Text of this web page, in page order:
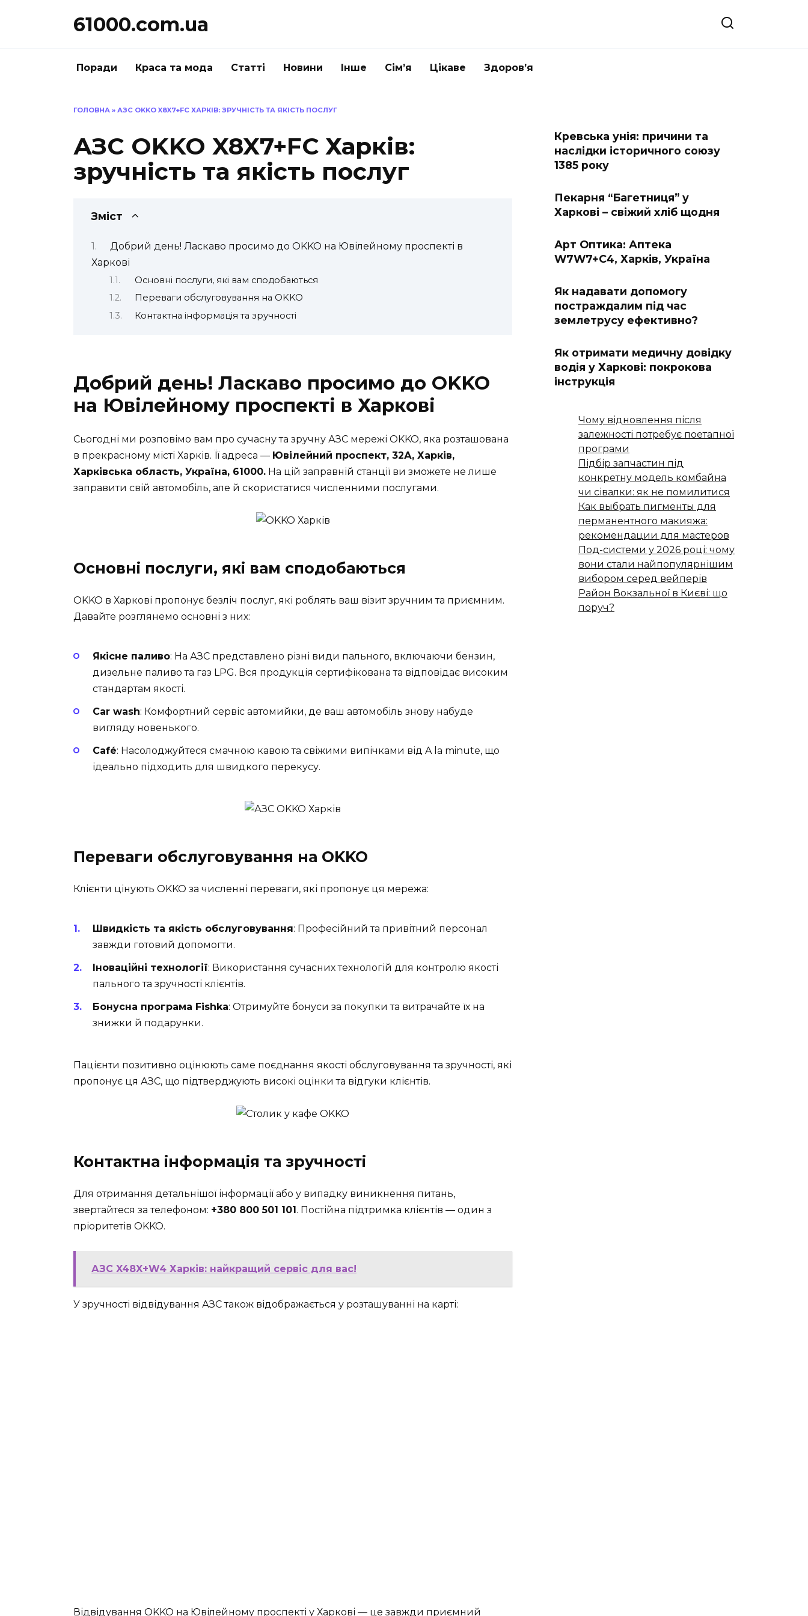
61000.com.ua
Поради Краса та мода Статті Новини Інше Сім’я Цікаве Здоров’я
ГОЛОВНА » АЗС OKKO X8X7+FC ХАРКІВ: ЗРУЧНІСТЬ ТА ЯКІСТЬ ПОСЛУГ
АЗС OKKO X8X7+FC Харків:
зручність та якість послуг
Зміст
Добрий день! Ласкаво просимо до OKKO на Ювілейному проспекті в
Харкові
Основні послуги, які вам сподобаються
Переваги обслуговування на OKKO
Контактна інформація та зручності
Добрий день! Ласкаво просимо до OKKO
на Ювілейному проспекті в Харкові
Сьогодні ми розповімо вам про сучасну та зручну АЗС мережі OKKO, яка розташована
в прекрасному місті Харків. Її адреса — Ювілейний проспект, 32А, Харків,
Харківська область, Україна, 61000. На цій заправній станції ви зможете не лише
заправити свій автомобіль, але й скористатися численними послугами.
Основні послуги, які вам сподобаються
OKKO в Харкові пропонує безліч послуг, які роблять ваш візит зручним та приємним.
Давайте розглянемо основні з них:
Якісне паливо: На АЗС представлено різні види пального, включаючи бензин,
дизельне паливо та газ LPG. Вся продукція сертифікована та відповідає високим
стандартам якості.
Car wash: Комфортний сервіс автомийки, де ваш автомобіль знову набуде
вигляду новенького.
Café: Насолоджуйтеся смачною кавою та свіжими випічками від A la minute, що
ідеально підходить для швидкого перекусу.
Переваги обслуговування на OKKO
Клієнти цінують OKKO за численні переваги, які пропонує ця мережа:
Швидкість та якість обслуговування: Професійний та привітний персонал
завжди готовий допомогти.
Іноваційні технології: Використання сучасних технологій для контролю якості
пального та зручності клієнтів.
Бонусна програма Fishka: Отримуйте бонуси за покупки та витрачайте їх на
знижки й подарунки.
Пацієнти позитивно оцінюють саме поєднання якості обслуговування та зручності, які
пропонує ця АЗС, що підтверджують високі оцінки та відгуки клієнтів.
Контактна інформація та зручності
Для отримання детальнішої інформації або у випадку виникнення питань,
звертайтеся за телефоном: +380 800 501 101 . Постійна підтримка клієнтів — один з
пріоритетів OKKO.
АЗС X48X+W4 Харків: найкращий сервіс для вас!
У зручності відвідування АЗС також відображається у розташуванні на карті:
Відвідування OKKO на Ювілейному проспекті у Харкові — це завжди приємний
Кревська унія: причини та
наслідки історичного союзу
1385 року
Пекарня “Багетниця” у
Харкові – свіжий хліб щодня
Арт Оптика: Аптека
W7W7+C4, Харків, Україна
Як надавати допомогу
постраждалим під час
землетрусу ефективно?
Як отримати медичну довідку
водія у Харкові: покрокова
інструкція
Чому відновлення після
залежності потребує поетапної
програми
Підбір запчастин під
конкретну модель комбайна
чи сівалки: як не помилитися
Как выбрать пигменты для
перманентного макияжа:
рекомендации для мастеров
Под-системи у 2026 році: чому
вони стали найпопулярнішим
вибором серед вейперів
Район Вокзальної в Києві: що
поруч?